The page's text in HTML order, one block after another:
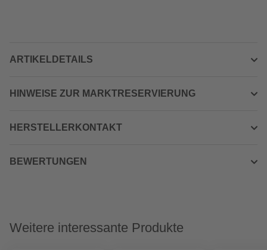
ARTIKELDETAILS
HINWEISE ZUR MARKTRESERVIERUNG
HERSTELLERKONTAKT
BEWERTUNGEN
Weitere interessante Produkte